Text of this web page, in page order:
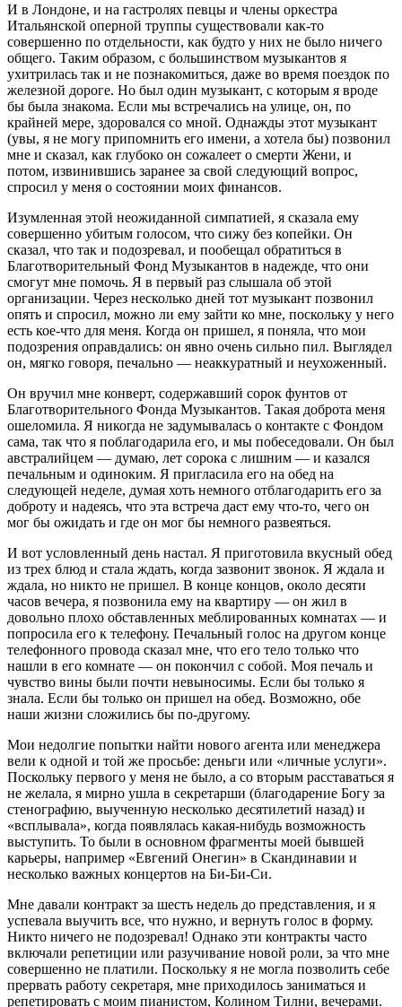
И в Лондоне, и на гастролях певцы и члены оркестра
Итальянской оперной труппы существовали как-то
совершенно по отдельности, как будто у них не было ничего
общего. Таким образом, с большинством музыкантов я
ухитрилась так и не познакомиться, даже во время поездок по
железной дороге. Но был один музыкант, с которым я вроде
бы была знакома. Если мы встречались на улице, он, по
крайней мере, здоровался со мной. Однажды этот музыкант
(увы, я не могу припомнить его имени, а хотела бы) позвонил
мне и сказал, как глубоко он сожалеет о смерти Жени, и
потом, извинившись заранее за свой следующий вопрос,
спросил у меня о состоянии моих финансов.
Изумленная этой неожиданной симпатией, я сказала ему
совершенно убитым голосом, что сижу без копейки. Он
сказал, что так и подозревал, и пообещал обратиться в
Благотворительный Фонд Музыкантов в надежде, что они
смогут мне помочь. Я в первый раз слышала об этой
организации. Через несколько дней тот музыкант позвонил
опять и спросил, можно ли ему зайти ко мне, поскольку у него
есть кое-что для меня. Когда он пришел, я поняла, что мои
подозрения оправдались: он явно очень сильно пил. Выглядел
он, мягко говоря, печально — неаккуратный и неухоженный.
Он вручил мне конверт, содержавший сорок фунтов от
Благотворительного Фонда Музыкантов. Такая доброта меня
ошеломила. Я никогда не задумывалась о контакте с Фондом
сама, так что я поблагодарила его, и мы побеседовали. Он был
австралийцем — думаю, лет сорока с лишним — и казался
печальным и одиноким. Я пригласила его на обед на
следующей неделе, думая хоть немного отблагодарить его за
доброту и надеясь, что эта встреча даст ему что-то, чего он
мог бы ожидать и где он мог бы немного развеяться.
И вот условленный день настал. Я приготовила вкусный обед
из трех блюд и стала ждать, когда зазвонит звонок. Я ждала и
ждала, но никто не пришел. В конце концов, около десяти
часов вечера, я позвонила ему на квартиру — он жил в
довольно плохо обставленных меблированных комнатах — и
попросила его к телефону. Печальный голос на другом конце
телефонного провода сказал мне, что его тело только что
нашли в его комнате — он покончил с собой. Моя печаль и
чувство вины были почти невыносимы. Если бы только я
знала. Если бы только он пришел на обед. Возможно, обе
наши жизни сложились бы по-другому.
Мои недолгие попытки найти нового агента или менеджера
вели к одной и той же просьбе: деньги или «личные услуги».
Поскольку первого у меня не было, а со вторым расставаться я
не желала, я мирно ушла в секретарши (благодарение Богу за
стенографию, выученную несколько десятилетий назад) и
«всплывала», когда появлялась какая-нибудь возможность
выступить. То были в основном фрагменты моей бывшей
карьеры, например «Евгений Онегин» в Скандинавии и
несколько важных концертов на Би-Би-Си.
Мне давали контракт за шесть недель до представления, и я
успевала выучить все, что нужно, и вернуть голос в форму.
Никто ничего не подозревал! Однако эти контракты часто
включали репетиции или разучивание новой роли, за что мне
совершенно не платили. Поскольку я не могла позволить себе
прервать работу секретаря, мне приходилось заниматься и
репетировать с моим пианистом, Колином Тилни, вечерами.